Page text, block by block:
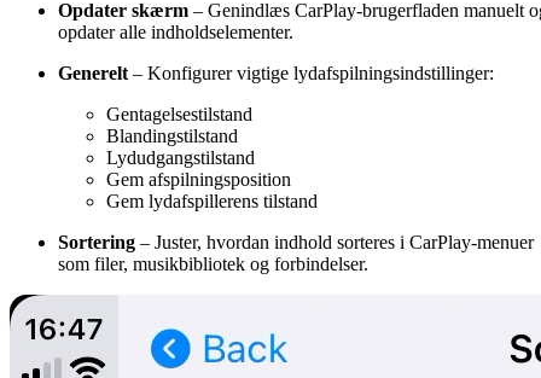
Opdater skærm – Genindlæs CarPlay-brugerfladen manuelt
opdater alle indholdselementer.
Generelt – Konfigurer vigtige lydafspilningsindstillinger:
Gentagelsestilstand
Blandingstilstand
Lydudgangstilstand
Gem afspilningsposition
Gem lydafspillerens tilstand
Sortering – Juster, hvordan indhold sorteres i CarPlay-menuer
som filer, musikbibliotek og forbindelser.